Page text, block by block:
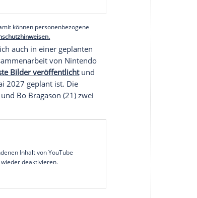
wenn sie sich wie aus den Augen
das erste "The Legend of Zelda" und
unzähliger weiterer Videospielwerke
wird dem Spiel eine Vorreiterrolle
geht, auch wenn viele den ersten
überall finden, denn auch die
und Nicht-Gamer lachen über
vielen Jahren ihre Liebe zu den